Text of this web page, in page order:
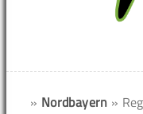
» Nordbayern »